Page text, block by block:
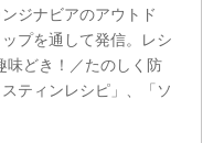
ジナビアのアウトド
プを通して発信。レシ
味どき！／たのしく防
ティンレシピ」、「ソ